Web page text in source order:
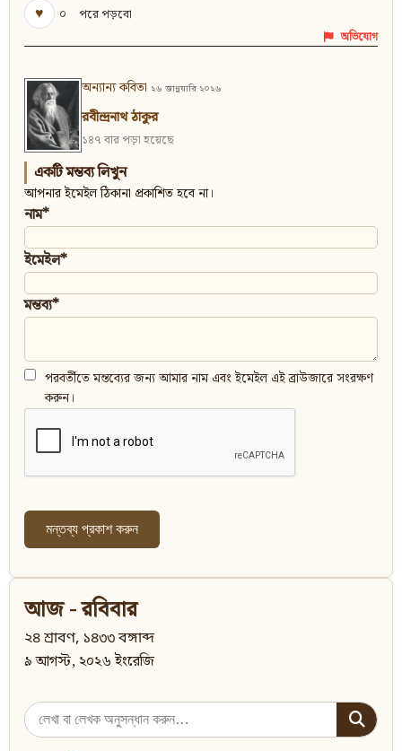
♥
০ পরে পড়বো
অভিযোগ
অন্যান্য কবিতা ২৬ জানুয়ারি ২০২৬
রবীন্দ্রনাথ ঠাকুর
১৪৭ বার পড়া হয়েছে
একটি মন্তব্য লিখুন
আপনার ইমেইল ঠিকানা প্রকাশিত হবে না।
নাম*
ইমেইল*
মন্তব্য*
পরবর্তীতে মন্তব্যের জন্য আমার নাম এবং ইমেইল এই ব্রাউজারে সংরক্ষণ
করুন।
আজ - রবিবার
২৪ শ্রাবণ, ১৪৩৩ বঙ্গাব্দ
৯ আগস্ট, ২০২৬ ইংরেজি
Search
for: